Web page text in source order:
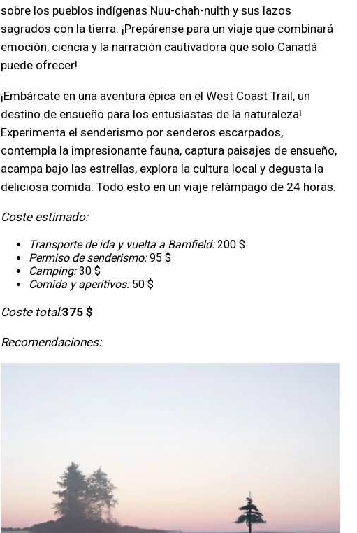
sobre los pueblos indígenas Nuu-chah-nulth y sus lazos
sagrados con la tierra. ¡Prepárense para un viaje que combinará
emoción, ciencia y la narración cautivadora que solo Canadá
puede ofrecer!
¡Embárcate en una aventura épica en el West Coast Trail, un
destino de ensueño para los entusiastas de la naturaleza!
Experimenta el senderismo por senderos escarpados,
contempla la impresionante fauna, captura paisajes de ensueño,
acampa bajo las estrellas, explora la cultura local y degusta la
deliciosa comida. Todo esto en un viaje relámpago de 24 horas.
Coste estimado:
Transporte de ida y vuelta a Bamfield:200 $
Permiso de senderismo:95 $
Camping:30 $
Comida y aperitivos:50 $
Coste total:375 $
Recomendaciones: